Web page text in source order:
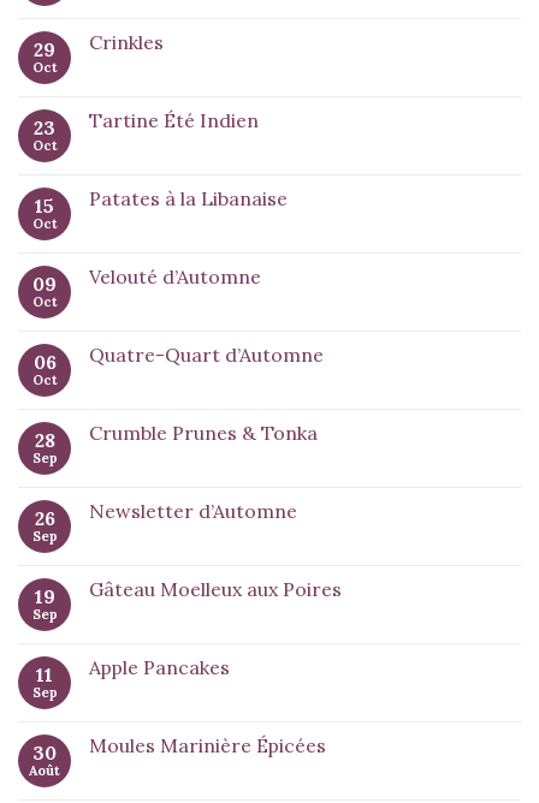
29
Oct
Crinkles
23
Oct
Tartine Été Indien
15
Oct
Patates à la Libanaise
09
Oct
Velouté d’Automne
06
Oct
Quatre-Quart d’Automne
28
Sep
Crumble Prunes & Tonka
26
Sep
Newsletter d’Automne
19
Sep
Gâteau Moelleux aux Poires
11
Sep
Apple Pancakes
30
Août
Moules Marinière Épicées